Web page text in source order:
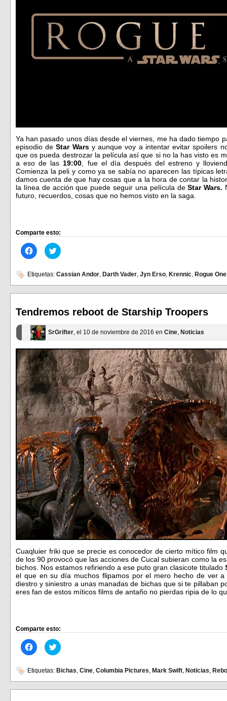
Ya han pasado unos días desde el viernes, me ha dado tiempo
episodio deStar Warsy aunque voy a intentar evitar spoilers
que os pueda destrozar la película así que si no la has visto es
a eso de las 19:00 , fue el día después del estreno y
Comienza la peli y como ya se sabía no aparecen las típicas
damos cuenta de que hay cosas que a la hora de contar la
la línea de acción que puede seguir una película deStar Wars.
futuro, recuerdos, cosas que no hemos visto en la saga.
Comparte esto:
Haz
clic
en
Facebook
(Se
abre
ventana
nueva)
Haz
clic
en
(Se
abre
ventana
nueva)
Etiquetas: Cassian Andor, Darth Vader, Jyn Erso, Krennic, Rogue One
Tendremos reboot de Starship Troopers
SrGrifter, el 10 de noviembre de 2016 en Cine, Noticias
Cuaqluier friki que se precie es conocedor de cierto mítico film
de los 90 provocó que las acciones de Cucal subieran como la
bichos. Nos estamos refiriendo a ese puto gran clasicote titulado
el que en su día muchos flipamos por el mero hecho de ver
diestro y siniestro a unas manadas de bichas que si te pillaban
eres fan de estos míticos films de antaño no pierdas ripia de lo
Comparte esto:
Haz
clic
en
Facebook
(Se
abre
Haz
clic
en
(Se
abre
Etiquetas: Bichas, Cine, Columbia Pictures, Mark Swift, Noticias,